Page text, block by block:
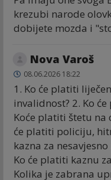
krezubi narode
dobijete mozda i
Nova Varoš
08.06.2026 18:22
1. Ko će platiti
invalidnost? 2. Ko
Koće platiti štetu na
će platiti policiju,
kazna za
Ko će platiti kaznu
Kolika je zabrana